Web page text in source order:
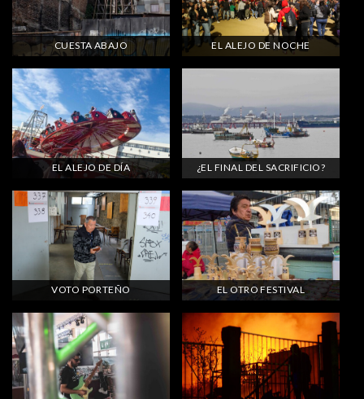
CUESTA ABAJO EL ALEJO DE NOCHE
EL ALEJO DE DÍA ¿EL FINAL DEL SACRIFICIO?
VOTO PORTEÑO EL OTRO FESTIVAL